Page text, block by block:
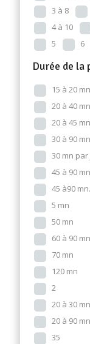
3 à 8
4 à 10
5
6
Durée de la
15 à 20 mn
20 à 40 mn
20 à 45 mn
30 à 90 mn
30 mn
45 à 90 mn
45 à90 mn.
5 mn
50 mn
60 à 90 mn
70 mn
120 mn
2
20 à 30 mn
20 à 90 mn
35